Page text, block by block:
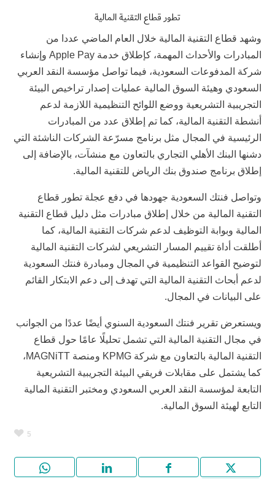
تطور قطاع التقنية المالية
وشهد قطاع التقنية المالية خلال العام الماضي عددا من
المبادرات والأحداث المهمة، كإطلاق خدمة Apple Pay وإنشاء
شركة المدفوعات السعودية، فيما تواصل مؤسسة النقد العربي
السعودي وهيئة السوق المالية عمليات إصدار تراخيص البيئة
التجريبية التشريعية ووضع اللوائح التنظيمية اللازمة لدعم
أنشطة التقنية المالية، كما تم إطلاق عدد من المبادرات
الرئيسية في المجال مثل برنامج مسرّعة الشركات الناشئة التي
دشنها البنك الأهلي التجاري بالتعاون مع منشآت، بالإضافة إلى
إطلاق برنامج صندوق بنك الرياض للتقنية المالية.
وتواصل فنتك السعودية جهودها في دفع عجلة تطور قطاع
التقنية المالية من خلال إطلاق مبادرات مثل دليل قطاع التقنية
المالية وبوابة التوظيف لدعم شركات التقنية المالية، كما
أطلقت أداة تقييم المسار التشريعي لشركات التقنية المالية
لتوضيح القواعد التنظيمية في المجال ومبادرة فنتك السعودية
لدعم أبحاث التقنية المالية التي تهدف إلى دعم الابتكار القائم
على البيانات في المجال.
ويستعرض تقرير فنتك السعودية السنوي أيضًا عددًا من الجوانب
في مجال التقنية المالية التي تشمل تحليلًا عامًا حول قطاع
التقنية المالية بالتعاون مع شركة KPMG ومنصة MAGNiTT،
كما يشتمل على مقابلات فريقي البيئة التجريبية التشريعية
التابعة لمؤسسة النقد العربي السعودي ومختبر التقنية المالية
التابع لهيئة السوق المالية.
5